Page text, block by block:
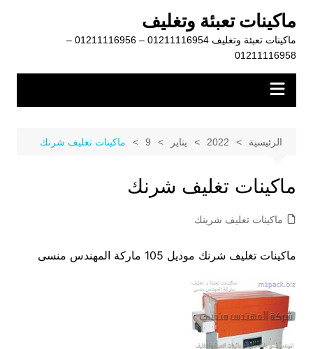
المحتوى
ماكينات تعبئة وتغليف
ماكينات تعبئة وتغليف 01211116954 – 01211116956 –
01211116958
الرئيسية 2022 يناير 9 ماكينات تغليف شرنك
ماكينات تغليف شرنك
ماكينات تغليف شرينك
ماكينات تغليف شرنك موديل 105 ماركة المهندس منسى